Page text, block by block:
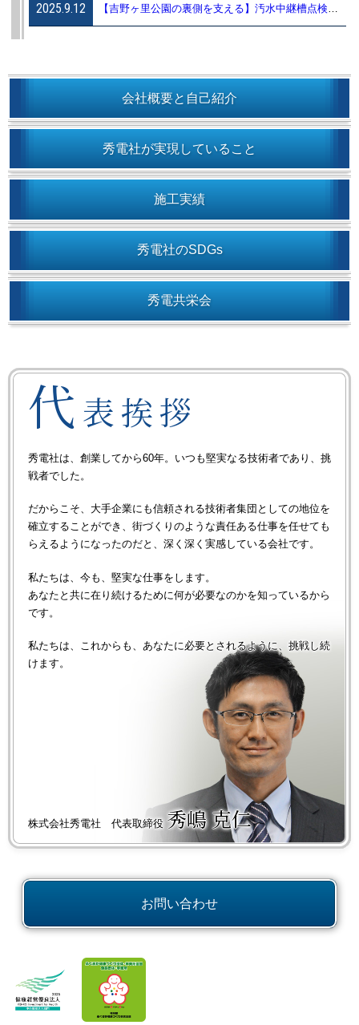
2025.9.12 【吉野ヶ里公園の裏側を支える】汚水中継槽点検で育つ現場力 – こんなトコロに秀電社 vol.9 –
会社概要と自己紹介
秀電社が実現していること
施工実績
秀電社のSDGs
秀電共栄会
代 表挨拶
秀電社は、創業してから60年。いつも堅実なる技術者であり、挑
戦者でした。
だからこそ、大手企業にも信頼される技術者集団としての地位を
確立することができ、 街づくりのような責任ある仕事を任せても
らえるようになったのだと、深く深く実感している会社です。
私たちは、今も、堅実な仕事をします。
あなたと共に在り続けるために何が必要なのかを知っているから
です。
私たちは、これからも、あなたに必要とされるように、挑戦し続
けます。
株式会社秀電社 代表取締役 秀嶋 克仁
お問い合わせ